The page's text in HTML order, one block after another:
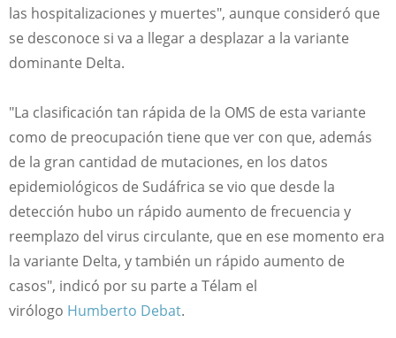
las hospitalizaciones y muertes", aunque consideró que
se desconoce si va a llegar a desplazar a la variante
dominante Delta.
"La clasificación tan rápida de la OMS de esta variante
como de preocupación tiene que ver con que, además
de la gran cantidad de mutaciones, en los datos
epidemiológicos de Sudáfrica se vio que desde la
detección hubo un rápido aumento de frecuencia y
reemplazo del virus circulante, que en ese momento era
la variante Delta, y también un rápido aumento de
casos", indicó por su parte a Télam el
virólogo Humberto Debat.